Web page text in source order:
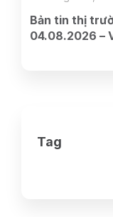
Bản tin thị
04.08.2026 –
Tag